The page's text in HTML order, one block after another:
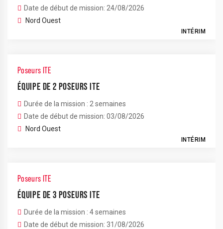
Date de début de mission: 24/08/2026
Nord Ouest
INTÉRIM
Poseurs ITE
ÉQUIPE DE 2 POSEURS ITE
Durée de la mission : 2 semaines
Date de début de mission: 03/08/2026
Nord Ouest
INTÉRIM
Poseurs ITE
ÉQUIPE DE 3 POSEURS ITE
Durée de la mission : 4 semaines
Date de début de mission: 31/08/2026